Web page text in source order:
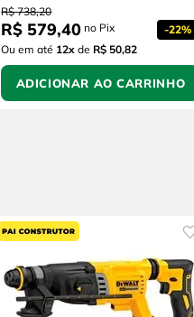
R$ 738,20
R$ 579,40 no Pix -22%
Ou em até 12x de R$ 50,82
ADICIONAR AO CARRINHO